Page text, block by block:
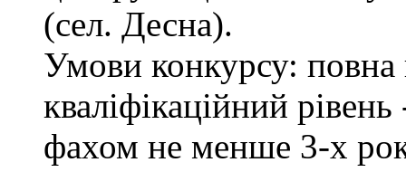
(сел. Десна).
Умови конкурсу: повна
кваліфікаційний
фахом не менше 3-х